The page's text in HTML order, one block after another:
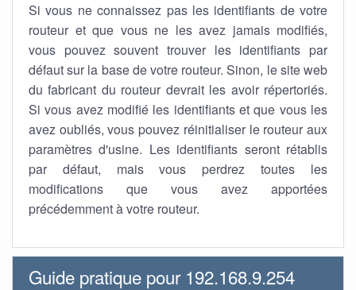
Si vous ne connaissez pas les identifiants de votre
routeur et que vous ne les avez jamais modifiés,
vous pouvez souvent trouver les identifiants par
défaut sur la base de votre routeur. Sinon, le site web
du fabricant du routeur devrait les avoir répertoriés.
Si vous avez modifié les identifiants et que vous les
avez oubliés, vous pouvez réinitialiser le routeur aux
paramètres d'usine. Les identifiants seront rétablis
par défaut, mais vous perdrez toutes les
modifications que vous avez apportées
précédemment à votre routeur.
Guide pratique pour 192.168.9.254